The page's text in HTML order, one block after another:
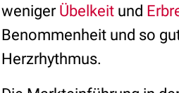
weniger Übelkeit und
Benommenheit und so
Herzrhythmus.